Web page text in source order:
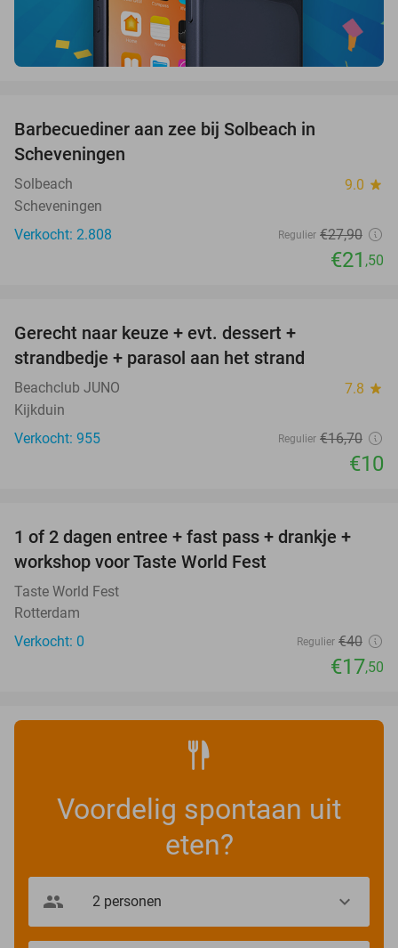
Barbecuediner aan zee bij Solbeach in
Scheveningen
Solbeach 9.0 star
Scheveningen
Verkocht: 2.808
Regulier €27,90
€21 ,50
Gerecht naar keuze + evt. dessert +
strandbedje + parasol aan het strand
Beachclub JUNO 7.8 star
Kijkduin
Verkocht: 955
Regulier €16,70
€10
56%
TODAY
1 of 2 dagen entree + fast pass + drankje +
workshop voor Taste World Fest
Taste World Fest
Rotterdam
Verkocht: 0
Regulier €40
€17,50
Voordelig spontaan uit
eten?